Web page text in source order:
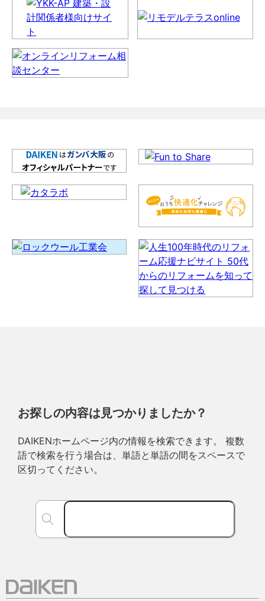
お探しの内容は見つかりましたか？
DAIKENホームページ内の情報を検索できます。 複数
語で検索を行う場合は、単語と単語の間をスペースで
区切ってください。